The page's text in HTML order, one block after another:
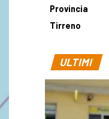
Provincia
Tirreno
ULTIMI